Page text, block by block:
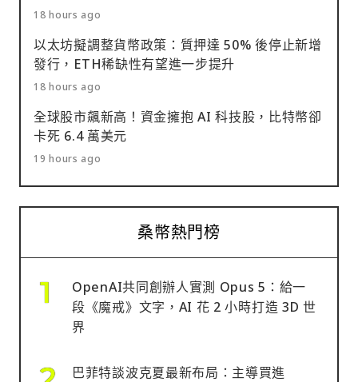
18 hours ago
以太坊擬調整貨幣政策：質押達 50% 後停止新增
發行，ETH稀缺性有望進一步提升
18 hours ago
全球股市飆新高！資金擁抱 AI 科技股，比特幣卻
卡死 6.4 萬美元
19 hours ago
桑幣熱門榜
OpenAI共同創辦人實測 Opus 5：給一
段《魔戒》文字，AI 花 2 小時打造 3D 世
界
巴菲特談波克夏最新布局：主導買進